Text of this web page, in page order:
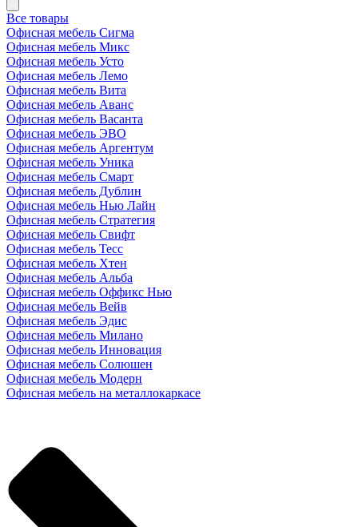
Все товары
Офисная мебель Сигма
Офисная мебель Микс
Офисная мебель Усто
Офисная мебель Лемо
Офисная мебель Вита
Офисная мебель Аванс
Офисная мебель Васанта
Офисная мебель ЭВО
Офисная мебель Аргентум
Офисная мебель Уника
Офисная мебель Смарт
Офисная мебель Дублин
Офисная мебель Нью Лайн
Офисная мебель Стратегия
Офисная мебель Свифт
Офисная мебель Тесс
Офисная мебель Хтен
Офисная мебель Альба
Офисная мебель Оффикс Нью
Офисная мебель Вейв
Офисная мебель Эдис
Офисная мебель Милано
Офисная мебель Инновация
Офисная мебель Солюшен
Офисная мебель Модерн
Офисная мебель на металлокаркасе